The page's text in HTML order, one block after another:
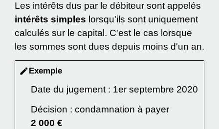
Les intérêts dus par le débiteur sont appelés
intérêts simples lorsqu'ils sont uniquement
calculés sur le capital. C'est le cas lorsque
les sommes sont dues depuis moins d'un an.
editExemple
Date du jugement : 1er septembre 2020
Décision : condamnation à payer
2 000 €